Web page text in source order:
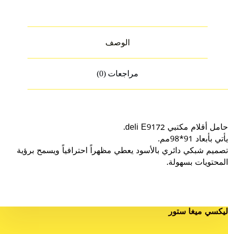
الوصف
مراجعات (0)
حامل أقلام مكتبي deli E9172.
يأتي بأبعاد 91*98مم.
تصميم شبكي دائري بالأسود يعطي مظهراً احترافياً ويسمح برؤية
المحتويات بسهولة.
ليكسي ميغا ستور